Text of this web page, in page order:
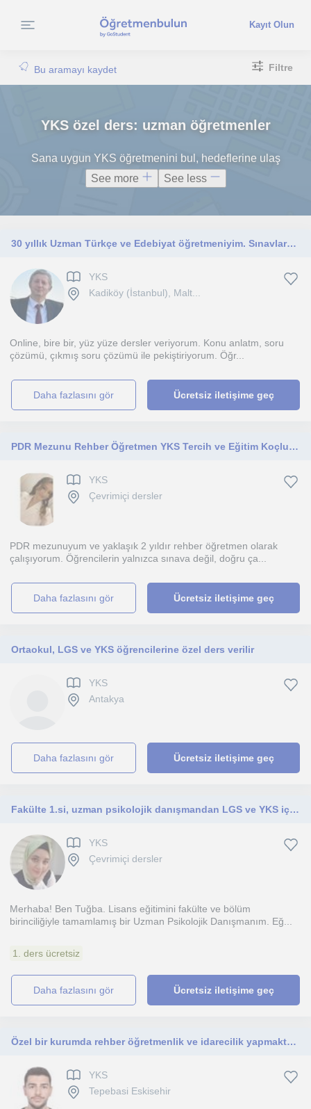
Kayıt Olun
Bu aramayı kaydet Filtre
YKS özel ders: uzman öğretmenler
Sana uygun YKS öğretmenini bul, hedeflerine ulaş
See more
See less
30 yıllık Uzman Türkçe ve Edebiyat öğretmeniyim. Sınavlara, okul derslerine hazırlarım.
YKS
Kadiköy (İstanbul), Malt...
Online, bire bir, yüz yüze dersler veriyorum. Konu anlatm, soru
çözümü, çıkmış soru çözümü ile pekiştiriyorum. Öğr...
daha fazlasını gör Ücretsiz iletişime geç
PDR Mezunu Rehber Öğretmen YKS Tercih ve Eğitim Koçluğu
YKS
Çevrimiçi dersler
PDR mezunuyum ve yaklaşık 2 yıldır rehber öğretmen olarak
çalışıyorum. Öğrencilerin yalnızca sınava değil, doğru ça...
daha fazlasını gör Ücretsiz iletişime geç
Ortaokul, LGS ve YKS öğrencilerine özel ders verilir
YKS
Antakya
daha fazlasını gör Ücretsiz iletişime geç
Fakülte 1.si, uzman psikolojik danışmandan LGS ve YKS için online eğitim koçluğu
YKS
Çevrimiçi dersler
Merhaba! Ben Tuğba. Lisans eğitimini fakülte ve bölüm
birinciliğiyle tamamlamış bir Uzman Psikolojik Danışmanım. Eğ...
1. ders ücretsiz
daha fazlasını gör Ücretsiz iletişime geç
Özel bir kurumda rehber öğretmenlik ve idarecilik yapmaktayım. Lgs ve Yks sınavına girecek öğrencilerle çalışıyorum.
YKS
Tepebasi Eskisehir